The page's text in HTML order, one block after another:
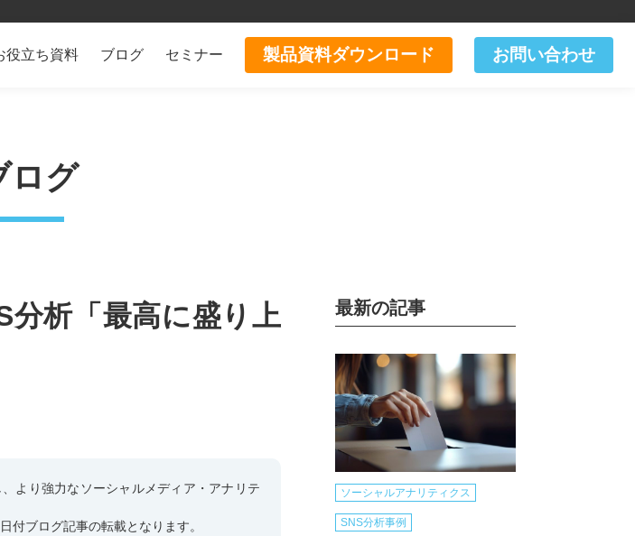
役立ち資料 ブログ セミナー 製品資料ダウンロード お問い合わせ
ログ
分析「最高に盛り上
より強力なソーシャルメディア・アナリテ
ブログ記事の転載となります。
最新の記事
ソーシャルアナリティクス
SNS分析事例